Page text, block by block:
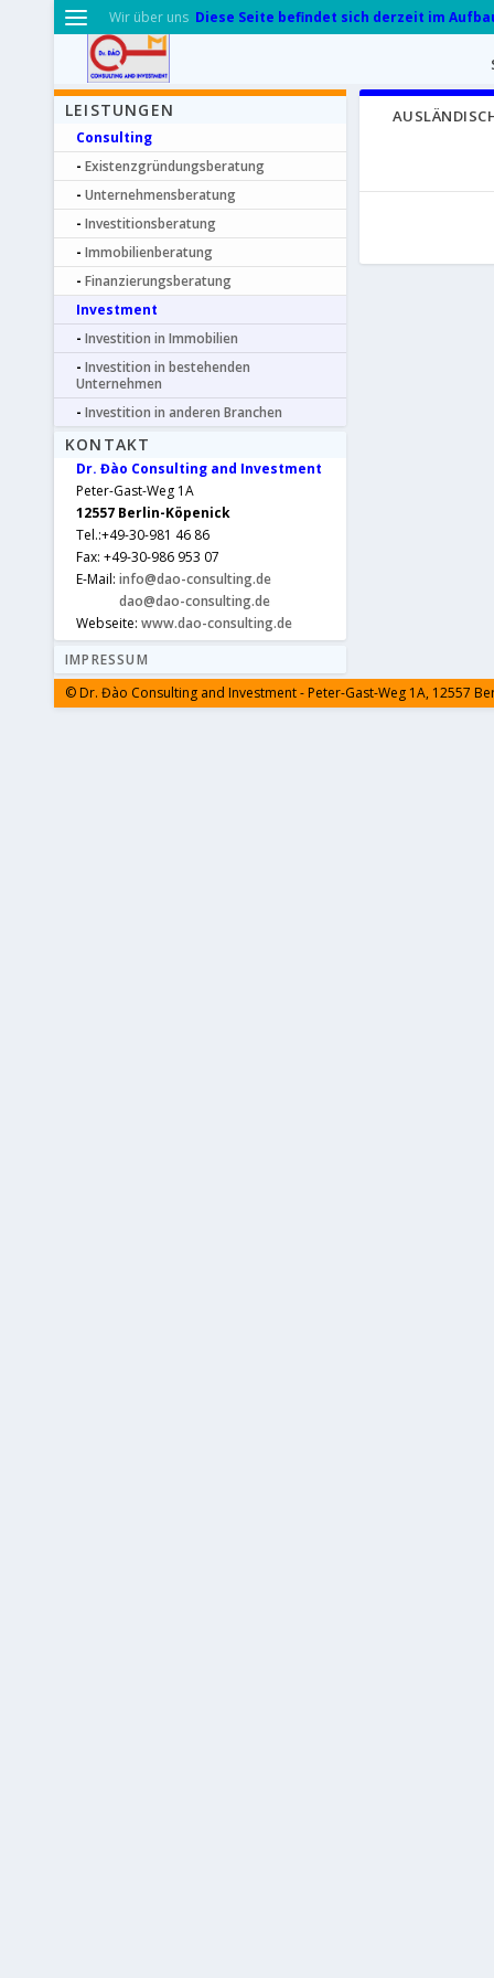
Wir über uns Diese Seite befindet sich derzeit im
LEISTUNGEN
Consulting
Existenzgründungsberatung
Unternehmensberatung
Investitionsberatung
Immobilienberatung
Finanzierungsberatung
Investment
Investition in Immobilien
Investition in bestehenden
Unternehmen
Investition in anderen Branchen
KONTAKT
Dr. Đào Consulting and Investment
Peter-Gast-Weg 1A
12557 Berlin-Köpenick
Tel.:+49-30-981 46 86
Fax: +49-30-986 953 07
E-Mail:info@dao-consulting.de
dao@dao-consulting.de
Webseite:www.dao-consulting.de
IMPRESSUM
© Dr. Đào Consulting and Investment - Peter-Gast-Weg 1A, 12557